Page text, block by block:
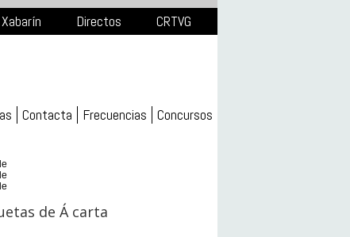
Xabarín Directos CRTVG
Contacta Frecuencias Concursos
de Á carta